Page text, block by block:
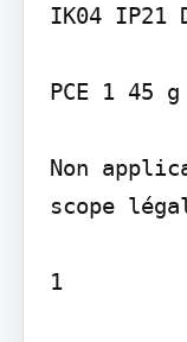
IK04 IP21
PCE 1 45
Non
scope
1